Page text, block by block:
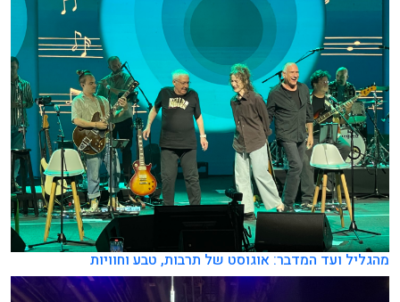
מהגליל ועד המדבר: אוגוסט של תרבות, טבע וחוויות